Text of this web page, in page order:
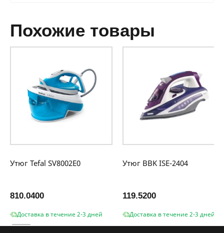
похожие товары
Утюг Tefal SV8002E0
810.0400
Доставка в течение 2-3 дней
Утюг BBK ISE-2404
119.5200
Доставка в течение 2-3 дней